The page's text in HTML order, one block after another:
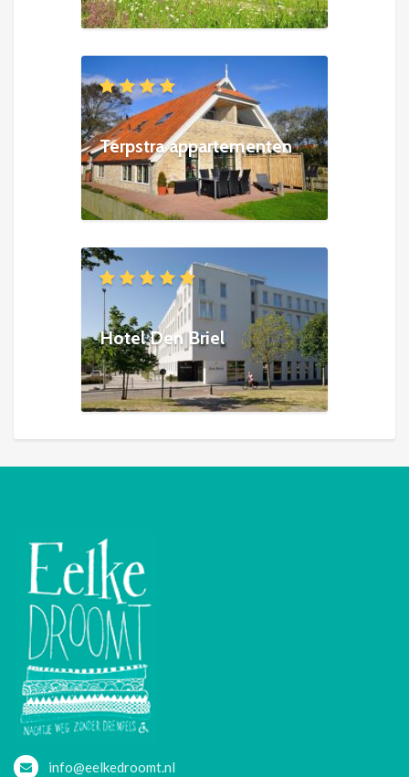
Terpstra appartementen
Hotel Den Briel
info@eelkedroomt.nl